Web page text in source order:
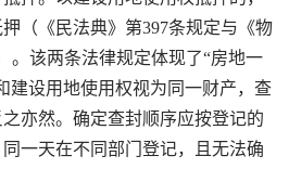
（《民法典》第397条规定与《物
。该两条法律规定体现了“房地一
建设用地使用权视为同一财产，查
亦然。确定查封顺序应按登记的
一天在不同部门登记，且无法确